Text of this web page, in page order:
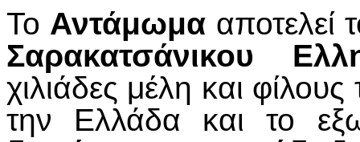
Το Αντάμωμα αποτελεί
Σαρακατσάνικου
χιλιάδες μέλη και
την Ελλάδα και το